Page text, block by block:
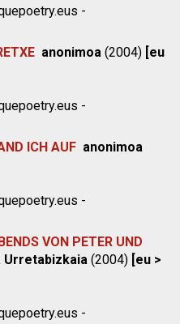
-
anonimoa (2004) [eu
-
ICH AUF anonimoa
-
VON PETER UND
Urretabizkaia (2004) [eu >
-